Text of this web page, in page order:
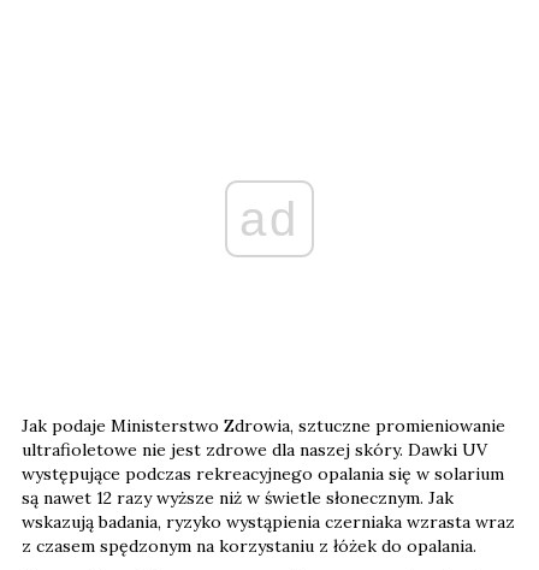
ad
Jak podaje Ministerstwo Zdrowia, sztuczne promieniowanie
ultrafioletowe nie jest zdrowe dla naszej skóry. Dawki UV
występujące podczas rekreacyjnego opalania się w solarium
są nawet 12 razy wyższe niż w świetle słonecznym. Jak
wskazują badania, ryzyko wystąpienia czerniaka wzrasta wraz
z czasem spędzonym na korzystaniu z łóżek do opalania.